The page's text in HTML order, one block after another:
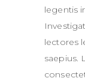
legentis
lectores
saepius.